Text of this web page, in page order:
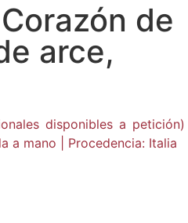
de
arce,
disponibles a petición) |
a mano | Procedencia: Italia